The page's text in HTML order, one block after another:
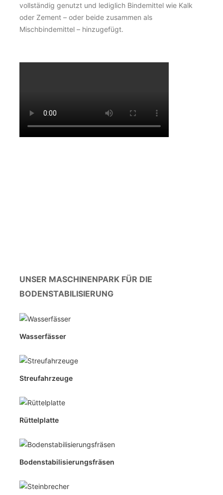
vollständig genutzt und lediglich Bindemittel wie Kalk
oder Zement – oder beide zusammen als
Mischbindemittel – hinzugefügt.
UNSER MASCHINENPARK FÜR DIE
BODENSTABILISIERUNG
Wasserfässer
Streufahrzeuge
Rüttelplatte
Bodenstabilisierungsfräsen